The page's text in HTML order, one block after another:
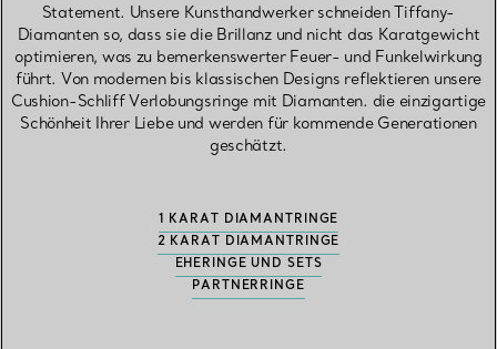
Statement. Unsere Kunsthandwerker schneiden Tiffany-
Diamanten so, dass sie die Brillanz und nicht das Karatgewicht
optimieren, was zu bemerkenswerter Feuer- und Funkelwirkung
führt. Von modernen bis klassischen Designs reflektieren unsere
Cushion-Schliff Verlobungsringe mit Diamanten. die einzigartige
Schönheit Ihrer Liebe und werden für kommende Generationen
geschätzt.
1 KARAT DIAMANTRINGE
2 KARAT DIAMANTRINGE
EHERINGE UND SETS
PARTNERRINGE